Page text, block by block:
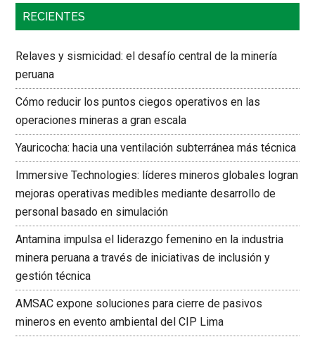
RECIENTES
Relaves y sismicidad: el desafío central de la minería
peruana
Cómo reducir los puntos ciegos operativos en las
operaciones mineras a gran escala
Yauricocha: hacia una ventilación subterránea más técnica
Immersive Technologies: líderes mineros globales logran
mejoras operativas medibles mediante desarrollo de
personal basado en simulación
Antamina impulsa el liderazgo femenino en la industria
minera peruana a través de iniciativas de inclusión y
gestión técnica
AMSAC expone soluciones para cierre de pasivos
mineros en evento ambiental del CIP Lima